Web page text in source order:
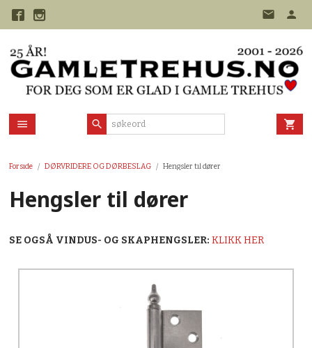
Forside DØRVRIDERE OG DØRBESLAG Hengsler til dører
Hengsler til dører
SE OGSÅ VINDUS- OG SKAPHENGSLER: KLIKK HER